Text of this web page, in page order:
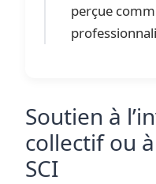
perçue
Soutien à
collectif ou
SCI